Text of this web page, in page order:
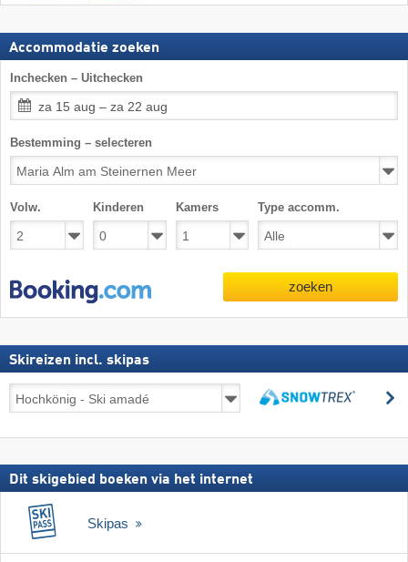
Accommodatie zoeken
Inchecken – Uitchecken
za 15 aug – za 22 aug
Bestemming – selecteren
Volw. Kinderen Kamers Type accomm.
zoeken
Skireizen incl. skipas
incl.
Dit skigebied boeken via het internet
Skipas